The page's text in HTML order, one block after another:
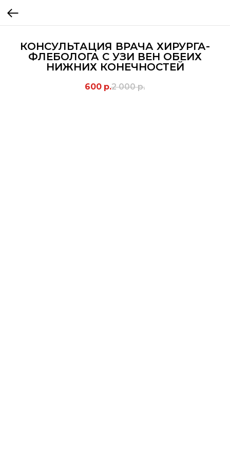
КОНСУЛЬТАЦИЯ ВРАЧА ХИРУРГА-
ФЛЕБОЛОГА С УЗИ ВЕН ОБЕИХ
НИЖНИХ КОНЕЧНОСТЕЙ
600 р.2 000 р.